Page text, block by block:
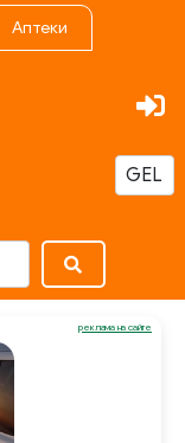
Аптеки
реклама на сайте